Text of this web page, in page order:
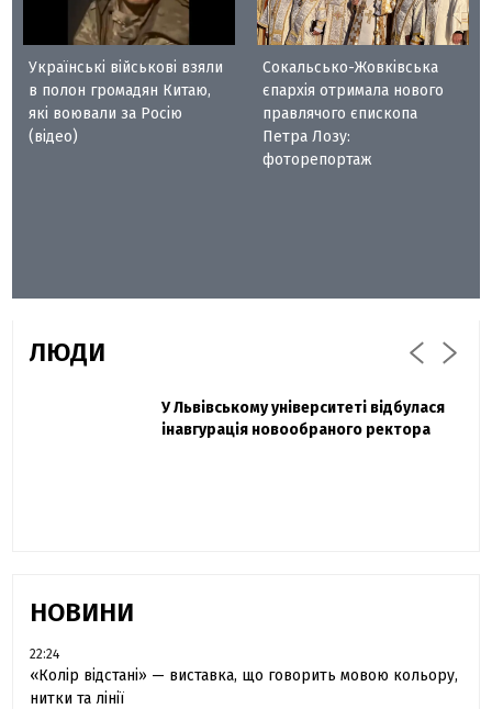
Українські військові взяли
в полон громадян Китаю,
які воювали за Росію
(відео)
Сокальсько-Жовківська
єпархія отримала нового
правлячого єпископа
Петра Лозу:
фоторепортаж
ЛЮДИ
Павло Дак
Захисник "Азовсталі" Діанов вдруге
одружився та показав фото з весілля
У Львівському університеті відбулася
інавгурація новообраного ректора
НОВИНИ
22:24
«Колір відстані» — виставка, що говорить мовою кольору,
нитки та лінії